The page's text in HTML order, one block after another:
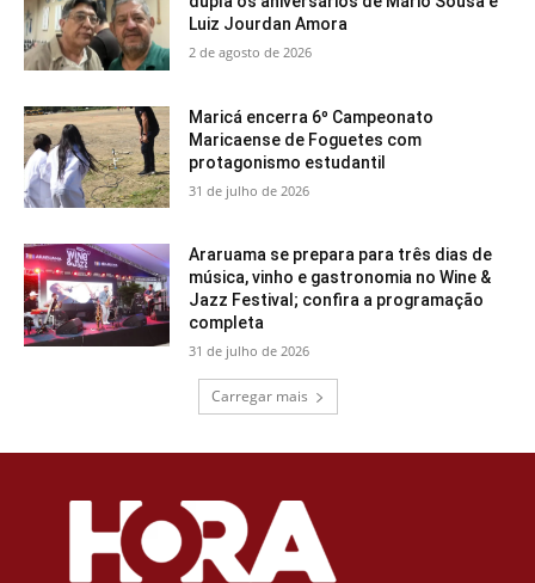
Luiz Jourdan Amora
2 de agosto de 2026
Maricá encerra 6º Campeonato
Maricaense de Foguetes com
protagonismo estudantil
31 de julho de 2026
Araruama se prepara para três dias de
música, vinho e gastronomia no Wine &
Jazz Festival; confira a programação
completa
31 de julho de 2026
Carregar mais